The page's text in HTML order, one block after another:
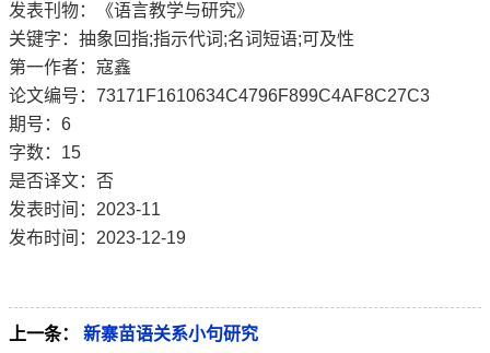
发表刊物：《语言教学与研究》
关键字：抽象回指;指示代词;名词短语;可及性
第一作者：寇鑫
论文编号：73171F1610634C4796F899C4AF8C27C3
期号：6
字数：15
是否译文：否
发表时间：2023-11
发布时间：2023-12-19
上一条： 新寨苗语关系小句研究